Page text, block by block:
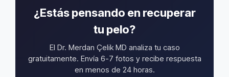
¿Estás pensando en recuperar
tu pelo?
El Dr. Merdan Çelik MD analiza tu caso
gratuitamente. Envía 6-7 fotos y recibe respuesta
en menos de 24 horas.